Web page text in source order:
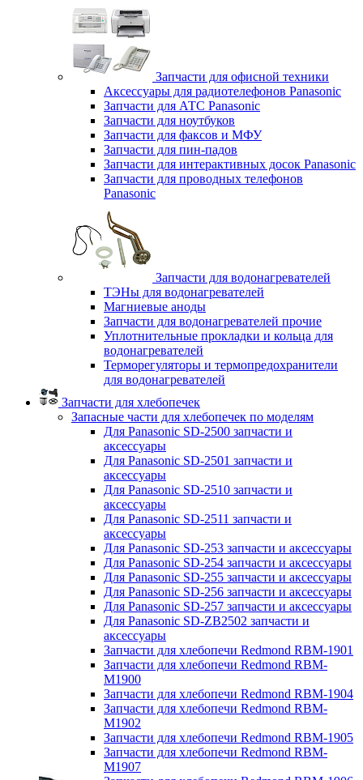
Запчасти для офисной техники
Аксессуары для радиотелефонов Panasonic
Запчасти для АТС Panasonic
Запчасти для ноутбуков
Запчасти для факсов и МФУ
Запчасти для пин-падов
Запчасти для интерактивных досок Panasonic
Запчасти для проводных телефонов
Panasonic
Запчасти для водонагревателей
ТЭНы для водонагревателей
Магниевые аноды
Запчасти для водонагревателей прочие
Уплотнительные прокладки и кольца для
водонагревателей
Терморегуляторы и термопредохранители
для водонагревателей
Запчасти для хлебопечек
Запасные части для хлебопечек по моделям
Для Panasonic SD-2500 запчасти и
аксессуары
Для Panasonic SD-2501 запчасти и
аксессуары
Для Panasonic SD-2510 запчасти и
аксессуары
Для Panasonic SD-2511 запчасти и
аксессуары
Для Panasonic SD-253 запчасти и аксессуары
Для Panasonic SD-254 запчасти и аксессуары
Для Panasonic SD-255 запчасти и аксессуары
Для Panasonic SD-256 запчасти и аксессуары
Для Panasonic SD-257 запчасти и аксессуары
Для Panasonic SD-ZB2502 запчасти и
аксессуары
Запчасти для хлебопечи Redmond RBM-1901
Запчасти для хлебопечи Redmond RBM-
M1900
Запчасти для хлебопечи Redmond RBM-1904
Запчасти для хлебопечи Redmond RBM-
M1902
Запчасти для хлебопечи Redmond RBM-1905
Запчасти для хлебопечи Redmond RBM-
M1907